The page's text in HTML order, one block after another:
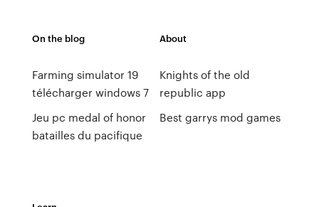
On the blog
Farming simulator 19
télécharger windows 7
Jeu pc medal of honor
batailles du pacifique
About
Knights of the old
republic app
Best garrys mod games